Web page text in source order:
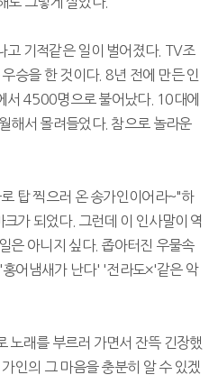
고 기적같은 일이 벌어졌다. TV조
승을 한 것이다. 8년 전에 만든 인
서 4500명으로 불어났다. 10대에
해서 몰려들었다. 참으로 놀라운
탑 찍으러 온 송가인이어라~"하
가 되었다. 그런데 이 인사말이 역
은 아니지 싶다. 좁아터진 우물속
어냄새가 난다' '전라도×'같은 악
노래를 부르러 가면서 잔뜩 긴장했
인의 그 마음을 충분히 알 수 있겠